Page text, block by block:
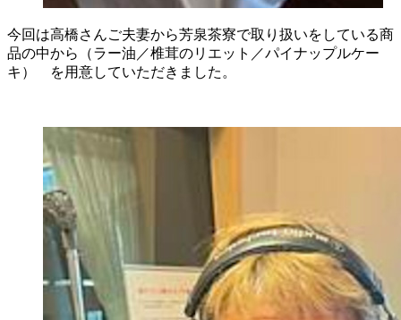
今回は高橋さんご夫妻から芳泉茶寮で取り扱いをしている商
品の中から（ラー油／椎茸のリエット／パイナップルケー
キ） を用意していただきました。